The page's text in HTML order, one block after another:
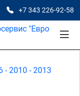
+7 343 226-92-58
- 2010 - 2013